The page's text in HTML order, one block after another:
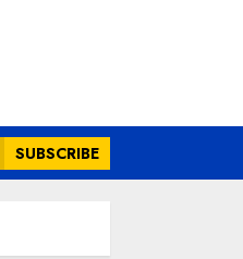
SUBSCRIBE